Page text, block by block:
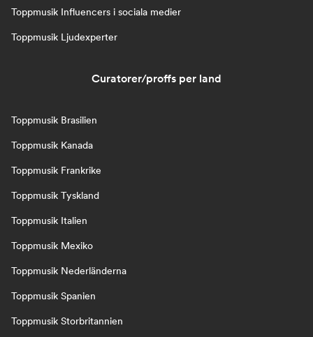
Toppmusik Influencers i sociala medier
Toppmusik Ljudexperter
Curatorer/proffs per land
Toppmusik Brasilien
Toppmusik Kanada
Toppmusik Frankrike
Toppmusik Tyskland
Toppmusik Italien
Toppmusik Mexiko
Toppmusik Nederländerna
Toppmusik Spanien
Toppmusik Storbritannien